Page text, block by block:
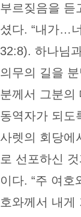
부르짖음을 듣
셨다. “내가…
32:8). 하나님
의무의 길을
분께서 그분의
동역자가 되도
사렛의 회당에
로 선포하신
이다. “주 여호
호와께서 내게